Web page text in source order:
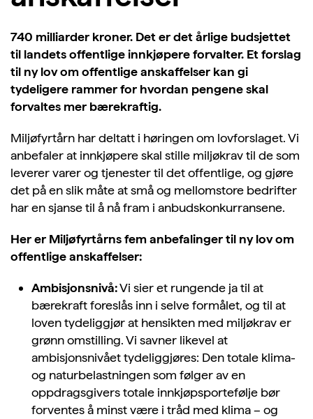
740 milliarder kroner. Det erdet årlige budsjettet
til landets offentligeinnkjøpereforvalter. Et forslag
til ny lov om offentlige anskaffelser kan gi
tydeligere rammer for hvordan pengene skal
forvaltes mer bærekraftig.
Miljøfyrtårn har deltatt i høringen om lovforslaget. Vi
anbefaler at innkjøpere skal stille miljøkrav til de som
leverer varer og tjenester til det offentlige, og gjøre
det på en slik måte at små og mellomstore bedrifter
har en sjanse til å nå fram i anbudskonkurransene.
Her er Miljøfyrtårns fem anbefalinger til ny lov om
offentlige anskaffelser:
Ambisjonsnivå:Vi sier et rungende ja til at
bærekraft foreslås inn i selve formålet, og til at
loven tydeliggjør at hensikten med miljøkrav er
grønn omstilling. Vi savner likevel at
ambisjonsnivået tydeliggjøres: Den totale klima-
og naturbelastningen som følger av en
oppdragsgivers totale innkjøpsportefølje bør
forventes å minst være i tråd med klima – og